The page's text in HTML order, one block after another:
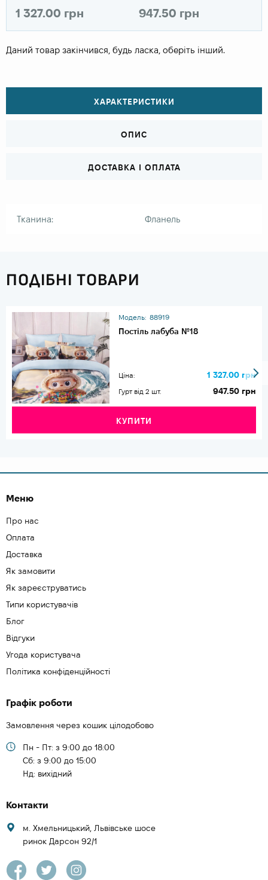
1 327.00 грн 947.50 грн
Даний товар закінчився, будь ласка, оберіть інший.
ХАРАКТЕРИСТИКИ
ОПИС
ДОСТАВКА І ОПЛАТА
Тканина: Фланель
ПОДІБНІ ТОВАРИ
Модель: 88919
Постіль лабуба №18
Ціна: 1 327.00 грн
Гурт від 2 шт. 947.50 грн
КУПИТИ
Меню
Про нас
Оплата
Доставка
Як замовити
Як зареєструватись
Типи користувачів
Блог
Відгуки
Угода користувача
Політика конфіденційності
Графік роботи
Замовлення через кошик цілодобово
Пн - Пт: з 9:00 до 18:00
Cб: з 9:00 до 15:00
Нд: вихідний
Контакти
м. Хмельницький, Львівське шосе
ринок Дарсон 92/1